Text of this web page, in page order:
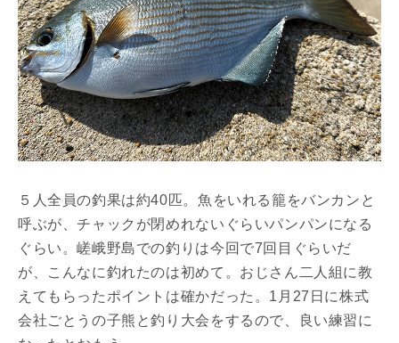
５人全員の釣果は約40匹。魚をいれる籠をバンカンと
呼ぶが、チャックが閉めれないぐらいパンパンになる
ぐらい。嵯峨野島での釣りは今回で7回目ぐらいだ
が、こんなに釣れたのは初めて。おじさん二人組に教
えてもらったポイントは確かだった。1月27日に株式
会社ごとうの子熊と釣り大会をするので、良い練習に